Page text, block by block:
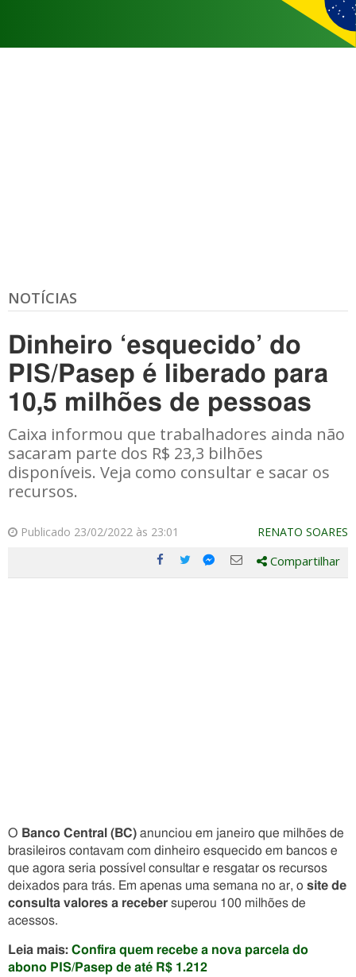
NOTÍCIAS
Dinheiro ‘esquecido’ do
PIS/Pasep é liberado para
10,5 milhões de pessoas
Caixa informou que trabalhadores ainda não
sacaram parte dos R$ 23,3 bilhões
disponíveis. Veja como consultar e sacar os
recursos.
Publicado 23/02/2022 às 23:01 RENATO SOARES
Compartilhe
Compartilhe
Compartilhe
Compartilhe
Compartilhar
O Banco Central (BC) anunciou em janeiro que milhões de
brasileiros contavam com dinheiro esquecido em bancos e
que agora seria possível consultar e resgatar os recursos
deixados para trás. Em apenas uma semana no ar, o site de
consulta valores a receber superou 100 milhões de
acessos.
Leia mais: Confira quem recebe a nova parcela do
abono PIS/Pasep de até R$ 1.212